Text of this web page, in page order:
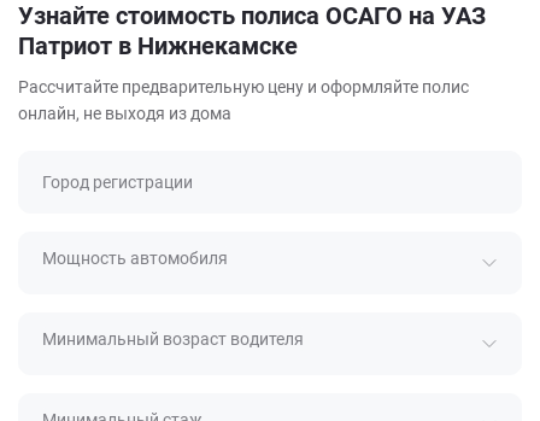
Узнайте стоимость полиса ОСАГО на УАЗ
Патриот в Нижнекамске
Рассчитайте предварительную цену и оформляйте полис
онлайн, не выходя из дома
Город регистрации
Мощность автомобиля
Минимальный возраст водителя